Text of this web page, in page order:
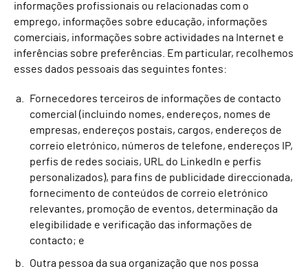
informações profissionais ou relacionadas com o
emprego, informações sobre educação, informações
comerciais, informações sobre actividades na Internet e
inferências sobre preferências. Em particular, recolhemos
esses dados pessoais das seguintes fontes:
Fornecedores terceiros de informações de contacto
comercial (incluindo nomes, endereços, nomes de
empresas, endereços postais, cargos, endereços de
correio eletrónico, números de telefone, endereços IP,
perfis de redes sociais, URL do LinkedIn e perfis
personalizados), para fins de publicidade direccionada,
fornecimento de conteúdos de correio eletrónico
relevantes, promoção de eventos, determinação da
elegibilidade e verificação das informações de
contacto; e
Outra pessoa da sua organização que nos possa